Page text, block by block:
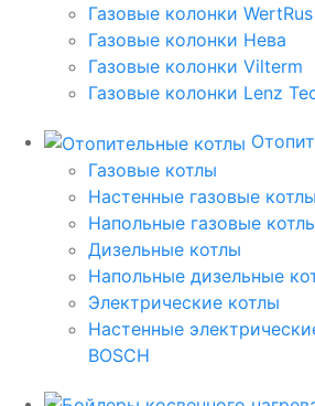
Газовые колонки WertRus
Газовые колонки Нева
Газовые колонки Vilterm
Газовые колонки Lenz
Газовые котлы
Настенные газовые котлы
Напольные газовые
Дизельные котлы
Напольные дизельные
Электрические котлы
Настенные
BOSCH